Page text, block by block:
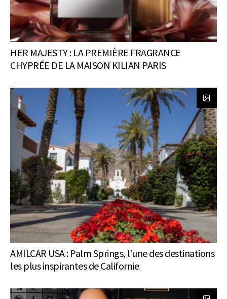
HER MAJESTY : LA PREMIÈRE FRAGRANCE
CHYPRÉE DE LA MAISON KILIAN PARIS
AMILCAR USA : Palm Springs, l’une des destinations
les plus inspirantes de Californie